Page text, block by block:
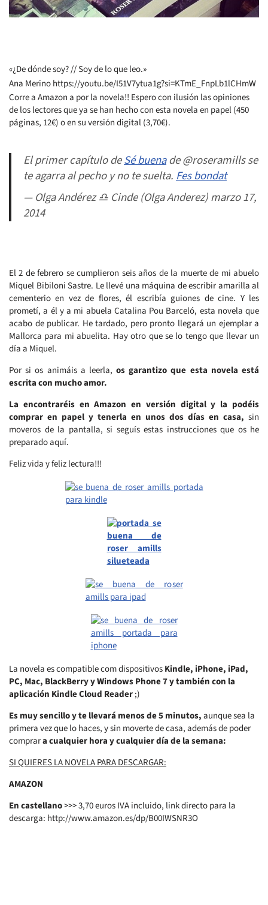
«¿De dónde soy? // Soy de lo que leo.»
Ana Merino https://youtu.be/I51V7ytua1g?si=KTmE_FnpLb1lCHmW
Corre a Amazon a por la novela!! Espero con ilusión las opiniones
de los lectores que ya se han hecho con esta novela en papel (450
páginas, 12€) o en su versión digital (3,70€).
El primer capítulo deSé buenade @roseramills se
te agarra al pecho y no te suelta.Fes bondat
— Olga Andérez ♎ Cinde (Olga Anderez) marzo 17,
2014
El 2 de febrero se cumplieron seis años de la muerte de mi abuelo
Miquel Bibiloni Sastre. Le llevé una máquina de escribir amarilla al
cementerio en vez de flores, él escribía guiones de cine. Y les
prometí, a él y a mi abuela Catalina Pou Barceló, esta novela que
acabo de publicar. He tardado, pero pronto llegará un ejemplar a
Mallorca para mi abuelita. Hay otro que se lo tengo que llevar un
día a Miquel.
Por si os animáis a leerla,os garantizo que esta novela está
escrita con mucho amor.
La encontraréis en Amazon en versión digital y la podéis
comprar en papel y tenerla en unos dos días en casa, sin
moveros de la pantalla, si seguís estas instrucciones que os he
preparado aquí.
Feliz vida y feliz lectura!!!
La novela es compatible com dispositivosKindle, iPhone, iPad,
PC, Mac, BlackBerry y Windows Phone 7 y también con la
aplicación Kindle Cloud Reader;)
Es muy sencillo y te llevará menos de 5 minutos,aunque sea la
primera vez que lo haces, y sin moverte de casa, además de poder
comprara cualquier hora y cualquier día de la semana:
SI QUIERES LA NOVELA PARA DESCARGAR:
AMAZON
En castellano>>> 3,70 euros IVA incluido, link directo para la
descarga: http://www.amazon.es/dp/B00IWSNR3O